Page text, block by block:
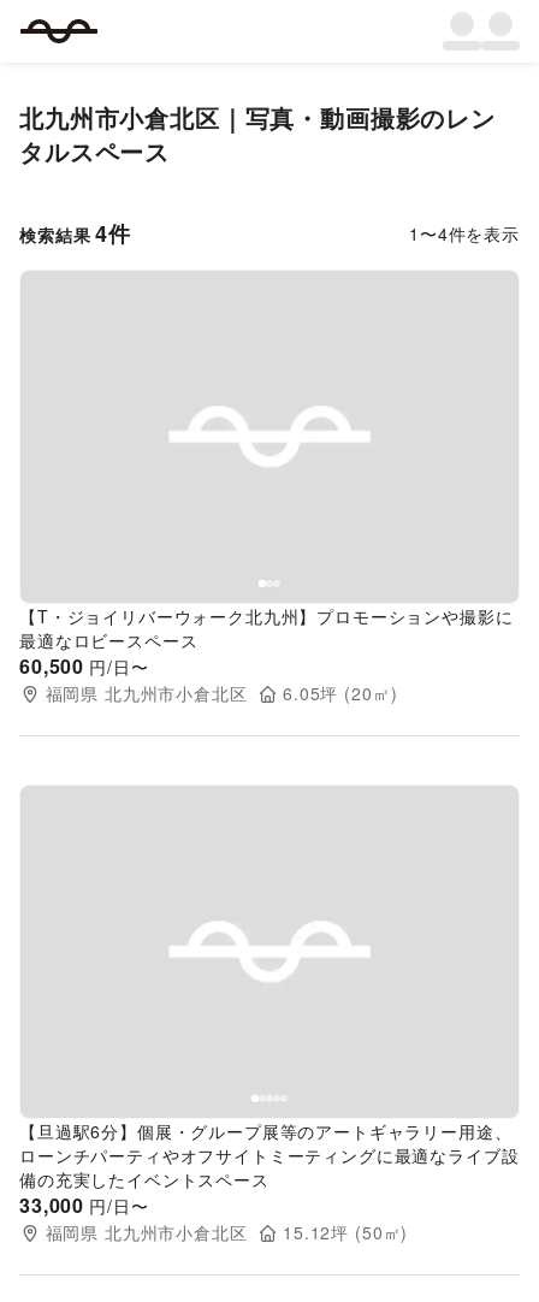
北九州市小倉北区 ｜ 写真・動画撮影のレン
タルスペース
検索結果 4件 1 〜4件を表示
Previous slide
【T・ジョイリバーウォーク北九州】プロモーションや撮影に
最適なロビースペース
60,500 円/日〜
福岡県 北九州市小倉北区 6.05坪 (20 ㎡)
Previous slide
【旦過駅6分】個展・グループ展等のアートギャラリー用途、
ローンチパーティやオフサイトミーティングに最適なライブ設
備の充実したイベントスペース
33,000 円/日〜
福岡県 北九州市小倉北区 15.12坪 (50 ㎡)